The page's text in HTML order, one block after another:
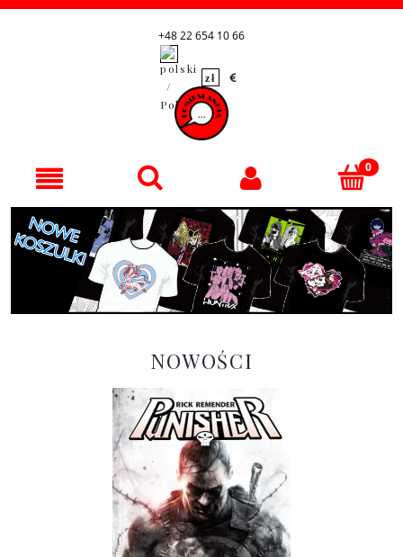
+48 22 654 10 66
NOWOŚCI